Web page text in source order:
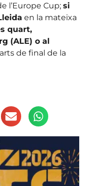
l’Europe Cup; si
en la mateixa
quart,
(ALE) o al
de final de la